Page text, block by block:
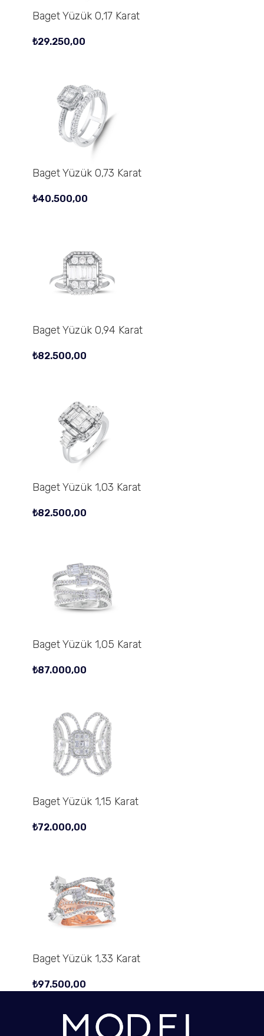
Baget Yüzük 0,17 Karat
₺29.250,00
Baget Yüzük 0,73 Karat
₺40.500,00
Baget Yüzük 0,94 Karat
₺82.500,00
Baget Yüzük 1,03 Karat
₺82.500,00
Baget Yüzük 1,05 Karat
₺87.000,00
Baget Yüzük 1,15 Karat
₺72.000,00
Baget Yüzük 1,33 Karat
₺97.500,00